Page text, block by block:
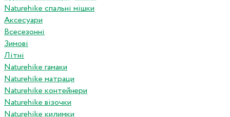
Naturehike спальні мішки
Аксесуари
Всесезонні
Зимові
Літні
Naturehike гамаки
Naturehike матраци
Naturehike контейнери
Naturehike візочки
Naturehike килимки